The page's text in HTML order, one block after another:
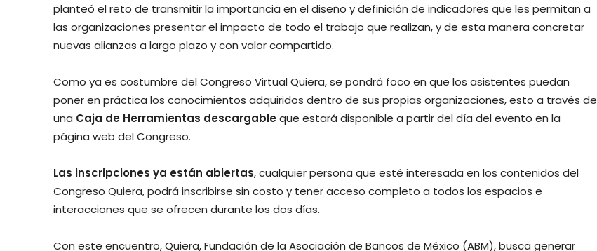
planteó el reto de transmitir la importancia en el diseño y definición de indicadores que les permitan a
las organizaciones presentar el impacto de todo el trabajo que realizan, y de esta manera concretar
nuevas alianzas a largo plazo y con valor compartido.
Como ya es costumbre del Congreso Virtual Quiera, se pondrá foco en que los asistentes puedan
poner en práctica los conocimientos adquiridos dentro de sus propias organizaciones, esto a través de
una Caja de Herramientas descargableque estará disponible a partir del día del evento en la
página web del Congreso.
Las inscripciones ya están abiertas, cualquier persona que esté interesada en los contenidos del
Congreso Quiera, podrá inscribirse sin costo y tener acceso completo a todos los espacios e
interacciones que se ofrecen durante los dos días.
Con este encuentro, Quiera, Fundación de la Asociación de Bancos de México (ABM), busca generar